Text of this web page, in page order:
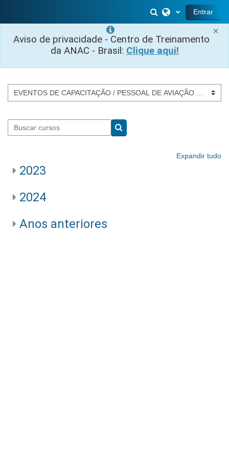
×
Aviso de privacidade - Centro de Treinamento
da ANAC - Brasil: Clique aqui!
Alternar entrada
Entrar
Categorias de Cursos
Buscar cursos
Buscar cursos
Expandir tudo
2023
2024
Anos anteriores